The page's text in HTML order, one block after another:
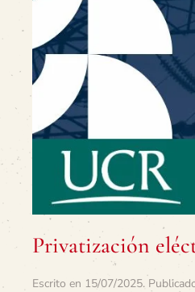
Privatización
Escrito en 15/07/2025.